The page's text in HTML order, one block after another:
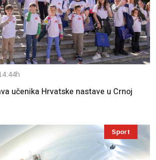
učenika Hrvatske nastave u Crnoj
Sport